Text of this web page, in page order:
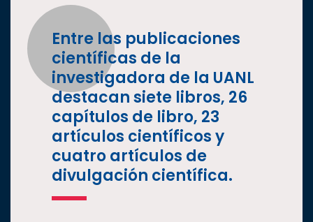
Entre las publicaciones
científicas de la
investigadora de la UANL
destacan siete libros, 26
capítulos de libro, 23
artículos científicos y
cuatro artículos de
divulgación científica.